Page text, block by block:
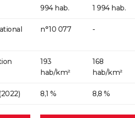
994 hab. 1 994 hab.
n°10 077 -
193
hab/km²
168
hab/km²
8,1 % 8,8 %